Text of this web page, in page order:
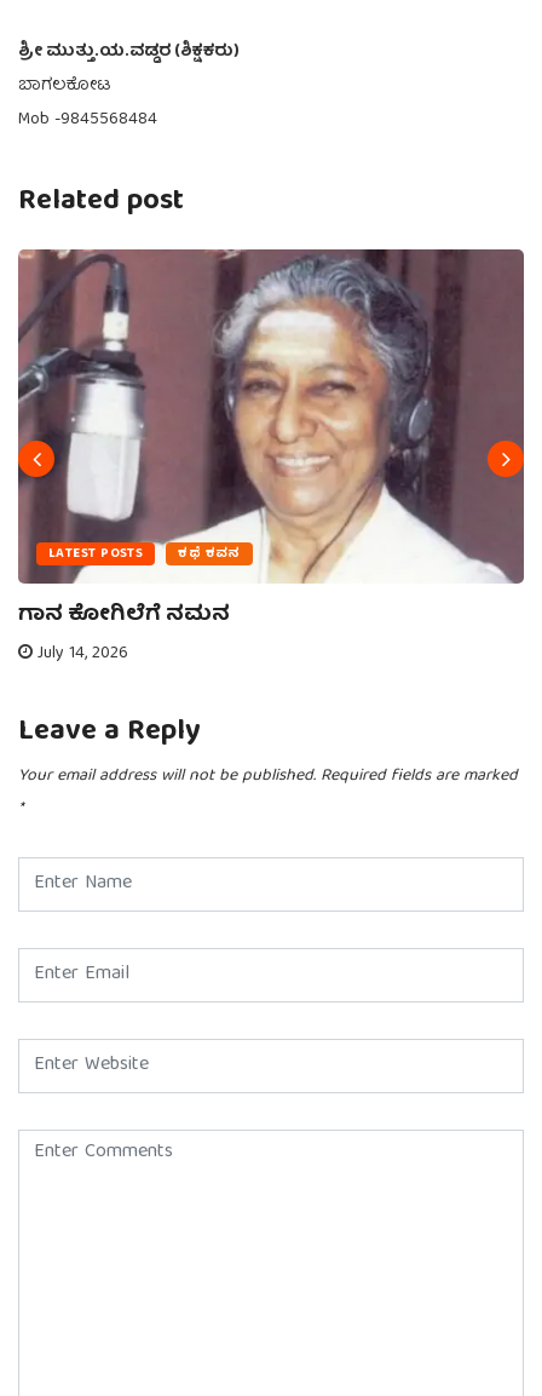
ಶ್ರೀ ಮುತ್ತು.ಯ.ವಡ್ಡರ (ಶಿಕ್ಷಕರು)
ಬಾಗಲಕೋಟ
Mob -9845568484
Related post
LATEST POSTS ಕಥೆ ಕವನ
ಗಾನ ಕೋಗಿಲೆಗೆ ನಮನ
July 14, 2026
Leave a Reply
Your email address will not be published. Required fields are marked
*